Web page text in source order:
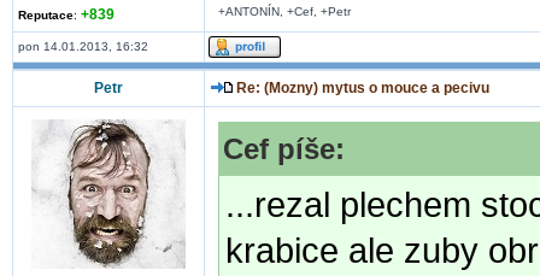
Reputace: +839 +ANTONÍN, +Cef, +Petr
pon 14.01.2013, 16:32
Petr Re: (Mozny) mytus o mouce a pecivu
Cef píše:
...rezal plechem
krabice ale zuby